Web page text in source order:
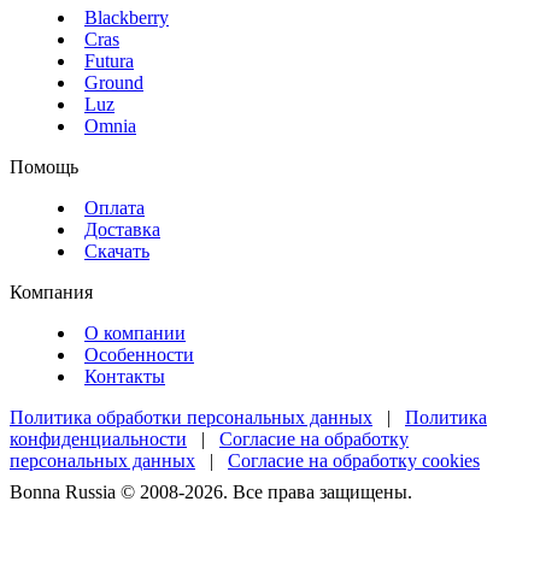
Blackberry
Cras
Futura
Ground
Luz
Omnia
Помощь
Оплата
Доставка
Скачать
Компания
О компании
Особенности
Контакты
Политика обработки персональных данных | Политика
конфиденциальности | Согласие на обработку
персональных данных | Согласие на обработку cookies
Bonna Russia © 2008-2026. Все права защищены.